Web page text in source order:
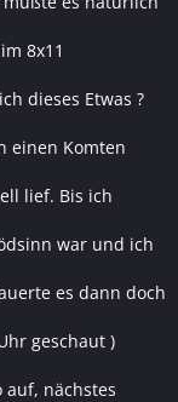
8x11
dieses Etwas ?
einen Komten
lief. Bis ich
war und ich
es dann doch
geschaut )
auf, nächstes